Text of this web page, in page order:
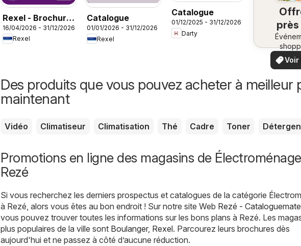
Rexel - Brochure
industrie
16/04/2026 - 31/12/2026
Rexel
Catalogue
01/01/2026 - 31/12/2026
Rexel
Catalogue
01/12/2025 - 31/12/2026
Darty
près
locaux
Voir
Des produits que vous pouvez acheter à meilleur
maintenant
Vidéo Climatiseur Climatisation Thé Cadre Toner
Promotions en ligne des magasins de
Rezé
Si vous recherchez les derniers prospectus et catalogues de la catégorie
à Rezé, alors vous êtes au bon endroit ! Sur notre site Web Rezé -
vous pouvez trouver toutes les informations sur les bons plans à Rezé. Les
plus populaires de la ville sont Boulanger, Rexel. Parcourez leurs brochures dès
aujourd'hui et ne passez à côté d’aucune réduction.